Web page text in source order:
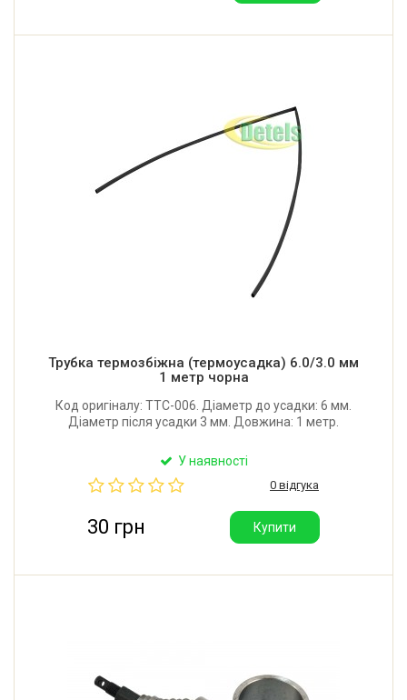
Трубка термозбіжна (термоусадка) 6.0/3.0 мм
1 метр чорна
Код оригіналу: TTC-006. Діаметр до усадки: 6 мм.
Діаметр після усадки 3 мм. Довжина: 1 метр.
У наявності
0 відгука
30 грн Купити